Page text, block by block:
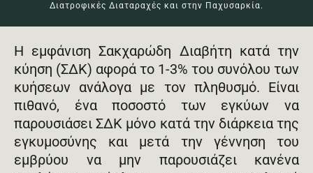
Διατροφικές Διαταραχές και στην Παχυσαρκία.
Η εμφάνιση Σακχαρώδη Διαβήτη κατά την
κύηση (ΣΔΚ) αφορά το 1-3% του συνόλου των
κυήσεων ανάλογα με τον πληθυσμό. Είναι
πιθανό, ένα ποσοστό των εγκύων να
παρουσιάσει ΣΔΚ μόνο κατά την διάρκεια της
εγκυμοσύνης και μετά την γέννηση του
εμβρύου να μην παρουσιάζει κανένα